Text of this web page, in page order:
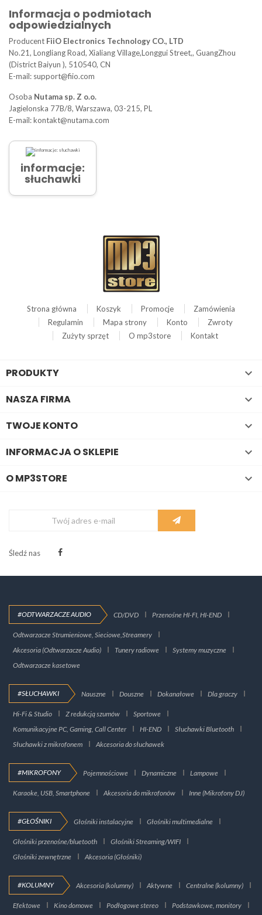
Informacja o podmiotach
odpowiedzialnych
Producent FiiO Electronics Technology CO., LTD
No.21, Longliang Road, Xialiang Village,Longgui Street,, GuangZhou
(District Baiyun ), 510540, CN
E-mail: support@fiio.com
Osoba Nutama sp. Z o.o.
Jagielonska 77B/8, Warszawa, 03-215, PL
E-mail: kontakt@nutama.com
informacje:
słuchawki
Strona główna Koszyk Promocje
Zamówienia
Regulamin
Mapa strony Konto
Zwroty
Zużyty sprzęt
O mp3store Kontakt
PRODUKTY 
NASZA FIRMA 
TWOJE KONTO 
INFORMACJA O SKLEPIE 
O MP3STORE 
Śledź nas
#ODTWARZACZE AUDIO CD/DVD Przenośne HI-FI, HI-END
Odtwarzacze Strumieniowe, Sieciowe,Streamery
Akcesoria (Odtwarzacze Audio)
Tunery radiowe
Systemy muzyczne
Odtwarzacze kasetowe
#SŁUCHAWKI Nauszne Douszne Dokanałowe Dla graczy
Hi-Fi & Studio Z redukcją szumów
Sportowe
Komunikacyjne PC, Gaming, Call Center
HI-END
Słuchawki Bluetooth
Słuchawki z mikrofonem
Akcesoria do słuchawek
#MIKROFONY Pojemnościowe Dynamiczne Lampowe
Karaoke, USB, Smartphone Akcesoria do mikrofonów Inne (Mikrofony DJ)
#GŁOŚNIKI Głośniki instalacyjne Głośniki multimedialne
Głośniki przenośne/bluetooth
Głośniki Streaming/WIFI
Głośniki zewnętrzne
Akcesoria (Głośniki)
#KOLUMNY Akcesoria (kolumny) Aktywne Centralne (kolumny)
Efektowe Kino domowe Podłogowe stereo Podstawkowe, monitory